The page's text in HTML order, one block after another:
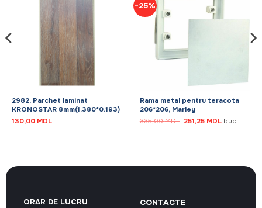
2982, Parchet laminat
KRONOSTAR 8mm(1.380*0.193)
130,00 MDL
-25%
Rama metal pentru teracota
206*206, Marley
335,00MDL Prețul
inițial
251,25 MDLPrețul
buc
CONTACTE
ORAR DE LUCRU